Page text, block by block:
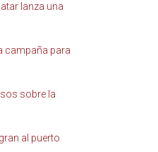
lanza una
campaña para
sobre la
al puerto